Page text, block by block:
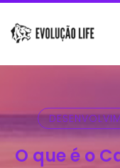
O que é o